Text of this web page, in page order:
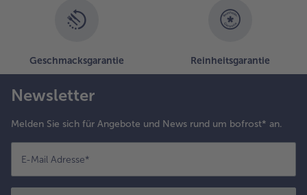
Geschmacksgarantie Reinheitsgarantie
Newsletter
Melden Sie sich für Angebote und News rund um bofrost* an.
E-Mail Adresse*